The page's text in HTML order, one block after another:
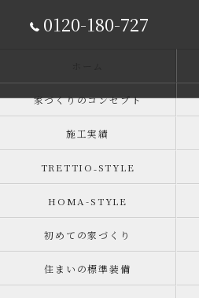
0120-180-727
家づくりのコンセプト
施工実績
TRETTIO₋STYLE
HOMA-STYLE
初めての家づくり
住まいの標準装備